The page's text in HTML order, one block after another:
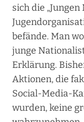
sich die
befände. Man
junge
Erklärung.
Aktionen, die
Social-Media-
wurden, keine